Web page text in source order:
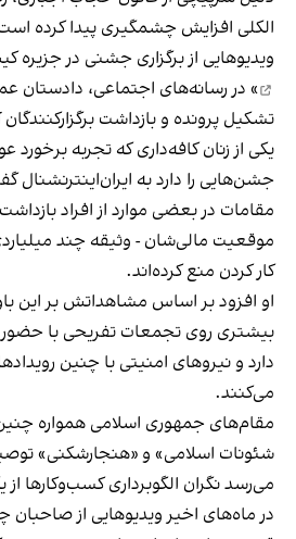
الکلی افزایش چشمگیری پیدا کرده
ویدیوهایی از برگزاری جشنی در جزیره
» در رسانه‌های اجتماعی، دادستان
تشکیل پرونده و بازداشت
یکی از زنان کافه‌داری که تجربه برخورد
جشن‌هایی را دارد به ایران‌اینترنشنال
مقامات در بعضی موارد از افراد
موقعیت مالی‌شان - وثیقه چند میلیاردی
کار کردن منع کرده‌اند.
او افزود بر اساس مشاهداتش بر این
بیشتری روی تجمعات تفریحی با
دارد و نیروهای امنیتی با چنین
می‌کنند.
مقام‌های جمهوری اسلامی همواره
شئونات اسلامی» و «هنجارشکنی»
می‌رسد نگران الگوبرداری کسب‌وکارها از
در ماه‌های اخیر ویدیوهایی از صاحبان